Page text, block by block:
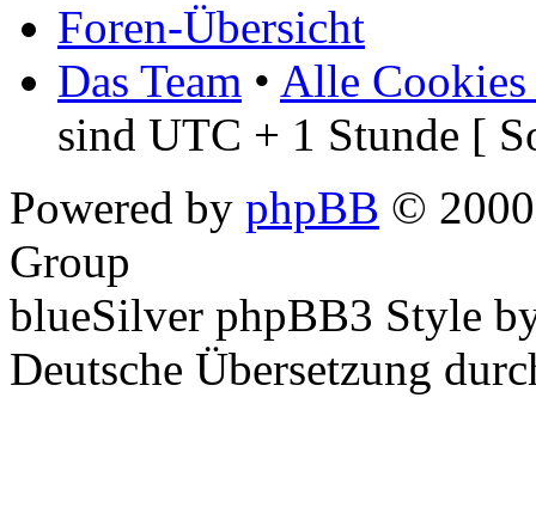
Foren-Übersicht
Das Team • Alle Cookies
sind UTC + 1 Stunde [
Powered by phpBB ©
Group
blueSilver phpBB3 Style
Deutsche Übersetzung